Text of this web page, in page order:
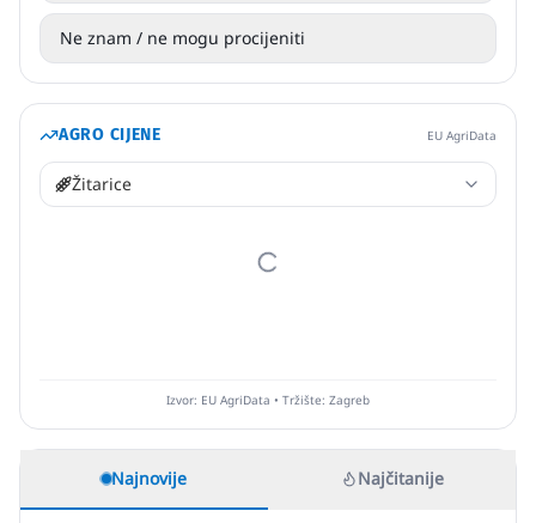
Ne znam / ne mogu procijeniti
AGRO CIJENE EU AgriData
Žitarice
Izvor: EU AgriData • Tržište: Zagreb
Najnovije Najčitanije